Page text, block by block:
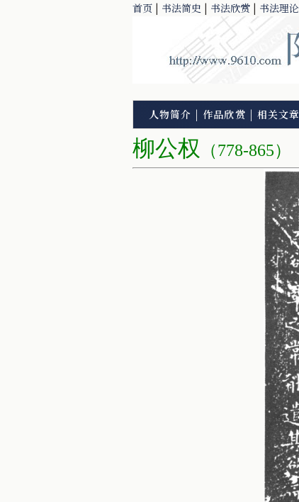
首页 | 书法简史 | 书法欣赏 | 书法理论
人物简介 | 作品欣赏 | 相关文章
柳公权 （778-865）